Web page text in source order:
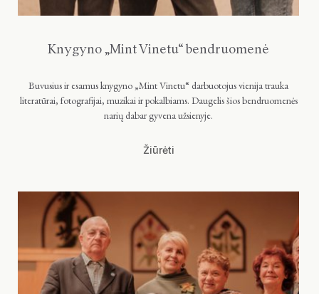
Knygyno „Mint Vinetu“ bendruomenė
Buvusius ir esamus knygyno „Mint Vinetu“ darbuotojus vienija trauka
literatūrai, fotografijai, muzikai ir pokalbiams. Daugelis šios bendruomenės
narių dabar gyvena užsienyje.
Žiūrėti